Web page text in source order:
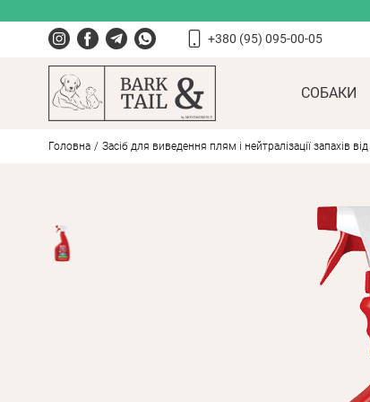
+380 (95) 095-00-05
СОБАКИ
Головна Засіб для виведення плям і нейтралізації запахів